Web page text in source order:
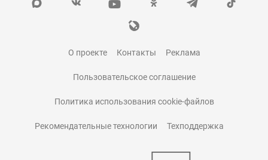
О проекте Контакты Реклама
Пользовательское соглашение
Политика использования cookie-файлов
Рекомендательные технологии Техподдержка